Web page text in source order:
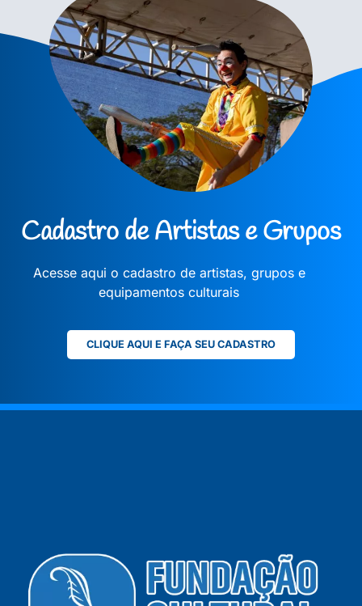
Cadastro de Artistas e Grupos
Acesse aqui o cadastro de artistas, grupos e
equipamentos culturais
CLIQUE AQUI E FAÇA SEU CADASTRO